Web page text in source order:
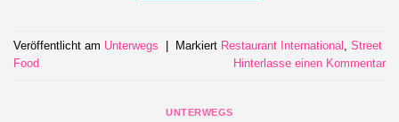
Veröffentlicht am Unterwegs Markiert Restaurant International , Street
Food
Hinterlasse einen Kommentar
UNTERWEGS